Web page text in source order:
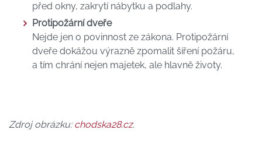
před okny, zakrytí nábytku a podlahy.
Protipožární dveře
Nejde jen o povinnost ze zákona. Protipožární
dveře dokážou výrazně zpomalit šíření požáru,
a tím chrání nejen majetek, ale hlavně životy.
Zdroj obrázku: chodska28.cz.